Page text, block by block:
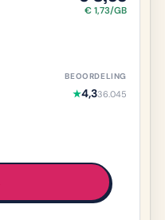
€ 1,73/GB
★4,336.045